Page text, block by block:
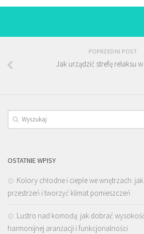
POPRZEDNI POST
Jak urządzić strefę relaksu
OSTATNIE WPISY
Kolory chłodne i ciepłe we wnętrzach:
przestrzeń i tworzyć klimat pomieszczeń
Lustro nad komodą: jak dobrać
harmonijnej aranżacji i funkcjonalności